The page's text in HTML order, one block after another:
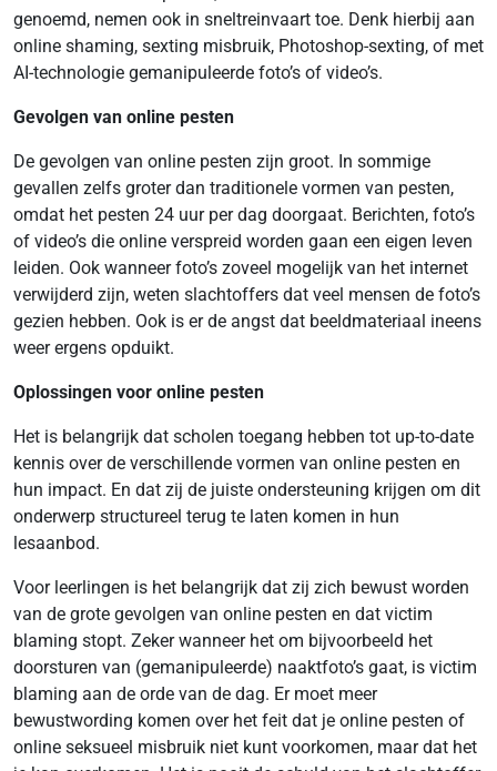
genoemd, nemen ook in sneltreinvaart toe. Denk hierbij aan
online shaming, sexting misbruik, Photoshop-sexting, of met
AI-technologie gemanipuleerde foto’s of video’s.
Gevolgen van online pesten
De gevolgen van online pesten zijn groot. In sommige
gevallen zelfs groter dan traditionele vormen van pesten,
omdat het pesten 24 uur per dag doorgaat. Berichten, foto’s
of video’s die online verspreid worden gaan een eigen leven
leiden. Ook wanneer foto’s zoveel mogelijk van het internet
verwijderd zijn, weten slachtoffers dat veel mensen de foto’s
gezien hebben. Ook is er de angst dat beeldmateriaal ineens
weer ergens opduikt.
Oplossingen voor online pesten
Het is belangrijk dat scholen toegang hebben tot up-to-date
kennis over de verschillende vormen van online pesten en
hun impact. En dat zij de juiste ondersteuning krijgen om dit
onderwerp structureel terug te laten komen in hun
lesaanbod.
Voor leerlingen is het belangrijk dat zij zich bewust worden
van de grote gevolgen van online pesten en dat victim
blaming stopt. Zeker wanneer het om bijvoorbeeld het
doorsturen van (gemanipuleerde) naaktfoto’s gaat, is victim
blaming aan de orde van de dag. Er moet meer
bewustwording komen over het feit dat je online pesten of
online seksueel misbruik niet kunt voorkomen, maar dat het